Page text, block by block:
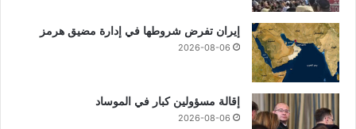
إيران تفرض شروطها في إدارة مضيق هرمز
2026-08-06
إقالة مسؤولين كبار في الموساد
2026-08-06